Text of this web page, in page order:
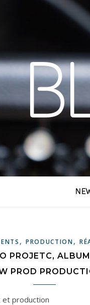
, PRODUCTION,
PROJETC,
PROD
production